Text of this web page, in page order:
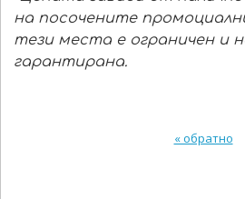
на посочените
тези места е ограничен и
гарантирана.
« обратно